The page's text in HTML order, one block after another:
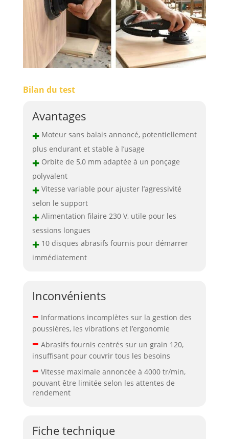
Bilan du test
Avantages
+Moteur sans balais annoncé, potentiellement
plus endurant et stable à l’usage
+Orbite de 5,0 mm adaptée à un ponçage
polyvalent
+Vitesse variable pour ajuster l’agressivité
selon le support
+Alimentation filaire 230 V, utile pour les
sessions longues
+10 disques abrasifs fournis pour démarrer
immédiatement
Inconvénients
– Informations incomplètes sur la gestion des
poussières, les vibrations et l’ergonomie
– Abrasifs fournis centrés sur un grain 120,
insuffisant pour couvrir tous les besoins
– Vitesse maximale annoncée à 4000 tr/min,
pouvant être limitée selon les attentes de
rendement
Fiche technique